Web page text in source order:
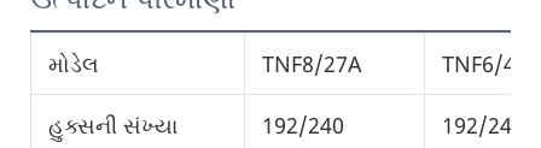
મોડેલ TNF8/27A TNF6/42A
હુક્સની સંખ્યા 192/240 192/240/